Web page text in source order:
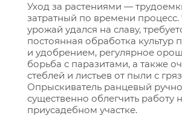
Уход за растениями —
затратный по времени
урожай удался на славу,
постоянная обработка культур
и удобрением, регулярное
борьба с паразитами, а также
стеблей и листьев от пыли с
Опрыскиватель ранцевый
существенно облегчить работу
приусадебном участке.